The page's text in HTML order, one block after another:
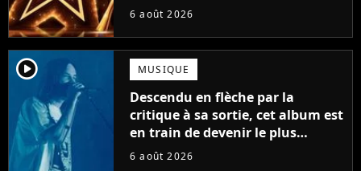
6 août 2026
player2 MUSIQUE
Descendu en flèche par la
critique à sa sortie, cet album est
en train de devenir le plus
populaire de son auteur
6 août 2026